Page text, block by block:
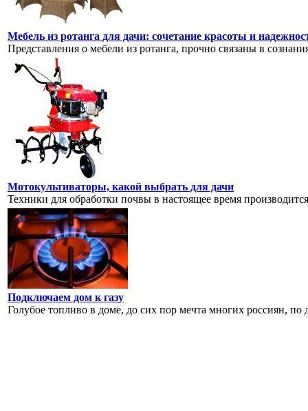
Мебель из ротанга для дачи: сочетание красоты и
Представления о мебели из ротанга, прочно связаны в
Мотокультиваторы, какой выбрать для дачи
Техники для обработки почвы в настоящее время
Подключаем дом к газу
Голубое топливо в доме, до сих пор мечта многих россиян,